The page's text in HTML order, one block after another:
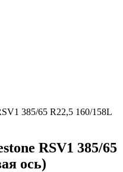
385/65 R22,5 160/158L
RSV1 385/65
ось)